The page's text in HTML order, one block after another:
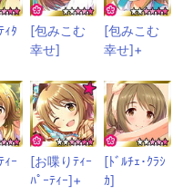
ｨﾀ
[包みこむ
幸せ]
[包みこむ
幸せ]+
ｨｰ
[お喋りﾃｨｰ
ﾊﾟｰﾃｨｰ]+
[ﾄﾞﾙﾁｪ･ｸﾗｼ
ｶ]